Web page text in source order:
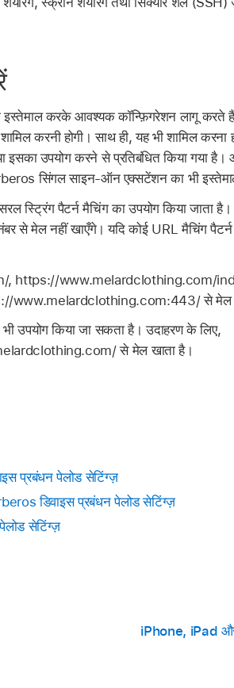
इस्तेमाल करके आवश्यक कॉन्फ़िगरेशन लागू करते
करनी होगी। साथ ही, यह भी शामिल करना
इसका उपयोग करने से प्रतिबंधित किया गया
सिंगल साइन-ऑन एक्सटेंशन का भी
स्ट्रिंग पैटर्न मैचिंग का उपयोग किया जाता
से मेल नहीं खाएँगे। यदि कोई URL मैचिंग पैटर्न
, https://www.melardclothing.com/
से मेल
भी उपयोग किया जा सकता है। उदाहरण के लिए,
से मेल खाता है।
प्रबंधन पेलोड सेटिंग्ज़
डिवाइस प्रबंधन पेलोड सेटिंग्ज़
सेटिंग्ज़
iPhone, iPad